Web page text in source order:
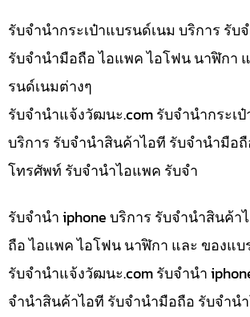
รับจำนำกระเป๋าแบรนด์เนม บริการ รับ
รับจำนำมือถือ ไอแพค ไอโฟน นาฬิกา
รนด์เนมต่างๆ
รับจํานําแจ้งวัฒนะ.com รับจำนำกระเ
บริการ รับจำนำสินค้าไอที รับจำนำมือ
โทรศัพท์ รับจำนำไอแพค รับจำ
รับจำนำ iphone บริการ รับจำนำสินค้า
ถือ ไอแพค ไอโฟน นาฬิกา และ ของแบ
รับจํานําแจ้งวัฒนะ.com รับจำนำ
จำนำสินค้าไอที รับจำนำมือถือ รับจำน